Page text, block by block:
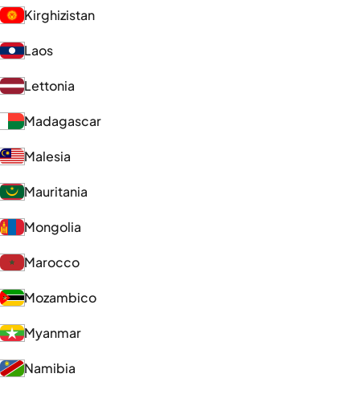
Kirghizistan
Laos
Lettonia
Madagascar
Malesia
Mauritania
Mongolia
Marocco
Mozambico
Myanmar
Namibia